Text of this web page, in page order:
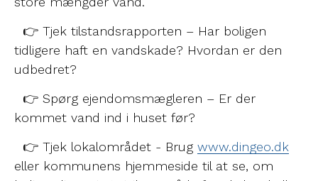
👉 Tjek tilstandsrapporten – Har boligen
tidligere haft en vandskade? Hvordan er den
udbedret?
👉 Spørg ejendomsmægleren – Er der
kommet vand ind i huset før?
👉 Tjek lokalområdet - Brug www.dingeo.dk
eller kommunens hjemmeside til at se, om